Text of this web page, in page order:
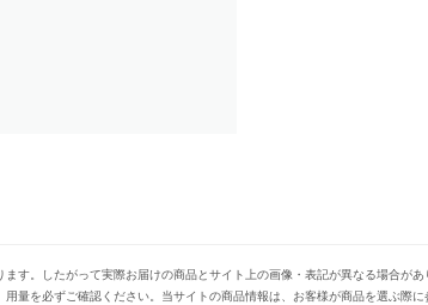
す。したがって実際お届けの商品とサイト上の画像・表記が異なる場合が
量を必ずご確認ください。当サイトの商品情報は、お客様が商品を選ぶ際